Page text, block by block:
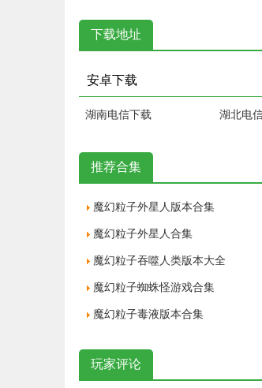
下载地址
安卓下载
湖南电信下载 湖北电
推荐合集
魔幻粒子外星人版本合集
魔幻粒子外星人合集
魔幻粒子吞噬人类版本大全
魔幻粒子蜘蛛怪游戏合集
魔幻粒子毒液版本合集
玩家评论